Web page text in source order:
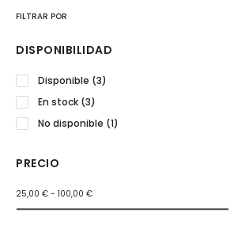
FILTRAR POR
DISPONIBILIDAD
Disponible (3)
En stock (3)
No disponible (1)
PRECIO
25,00 € - 100,00 €